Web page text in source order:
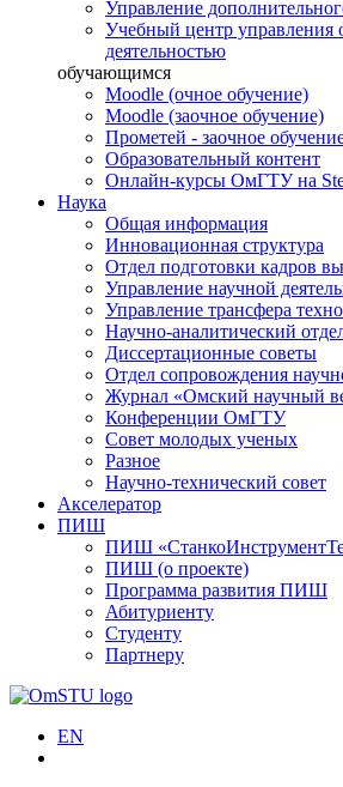
Управление
Учебный центр управления
деятельностью
обучающимся
Moodle (очное обучение)
Moodle (заочное обучение)
Прометей - заочное
Образовательный контент
Онлайн-курсы ОмГТУ на
Наука
Общая информация
Инновационная структура
Отдел подготовки кадров
Управление научной
Управление трансфера
Научно-аналитический
Диссертационные советы
Отдел сопровождения
Журнал «Омский научный
Конференции ОмГТУ
Совет молодых ученых
Разное
Научно-технический совет
Акселератор
ПИШ
ПИШ
ПИШ (о проекте)
Программа развития ПИШ
Абитуриенту
Студенту
Партнеру
EN